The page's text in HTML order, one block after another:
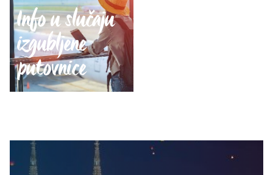
Info u slučaju
izgubljene
putovnice